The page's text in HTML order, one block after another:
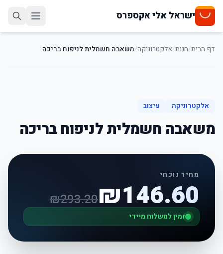
ישראל אלי אקספרס
דף הבית/חנות/אלקטרוניקה/משאבה חשמלית לניפוח בריכה
אלקטרוניקה
עיצוב
משאבה חשמלית לניפוח בריכה
מחיר נוכחי
₪146.60
₪293.20
זמין למשלוח מיידי